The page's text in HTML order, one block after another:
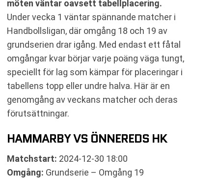
möten väntar oavsett tabellplacering.
Under vecka 1 väntar spännande matcher i
Handbollsligan, där omgång 18 och 19 av
grundserien drar igång. Med endast ett fåtal
omgångar kvar börjar varje poäng väga tungt,
speciellt för lag som kämpar för placeringar i
tabellens topp eller undre halva. Här är en
genomgång av veckans matcher och deras
förutsättningar.
HAMMARBY VS ÖNNEREDS HK
Matchstart: 2024-12-30 18:00
Omgång: Grundserie – Omgång 19